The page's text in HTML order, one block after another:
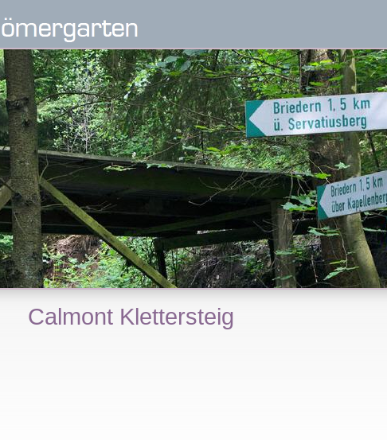
Calmont Klettersteig